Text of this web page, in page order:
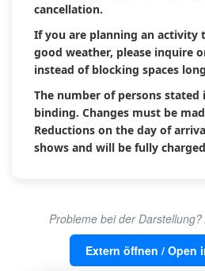
cancellation.
If you are planning an activity
good weather, please inquire
instead of blocking spaces
The number of persons
binding. Changes must be
Reductions on the day of
shows and will be fully
Probleme bei der
Extern öffnen / Open